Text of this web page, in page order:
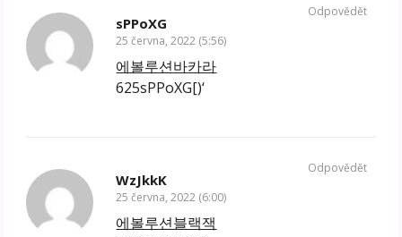
sPPoXG
25 června, 2022 (5:56)
에볼루션바카라
625sPPoXG[)‘
Odpovědět
WzJkkK
25 června, 2022 (6:00)
에볼루션블랙잭
Odpovědět